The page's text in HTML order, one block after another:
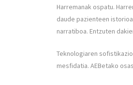
Harremanak ospatu.
daude pazienteen
narratiboa. Entzuten
Teknologiaren
mesfidatia. AEBetako